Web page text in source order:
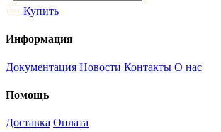
Купить
Информация
Документация Новости Контакты О нас
Помощь
Доставка Оплата